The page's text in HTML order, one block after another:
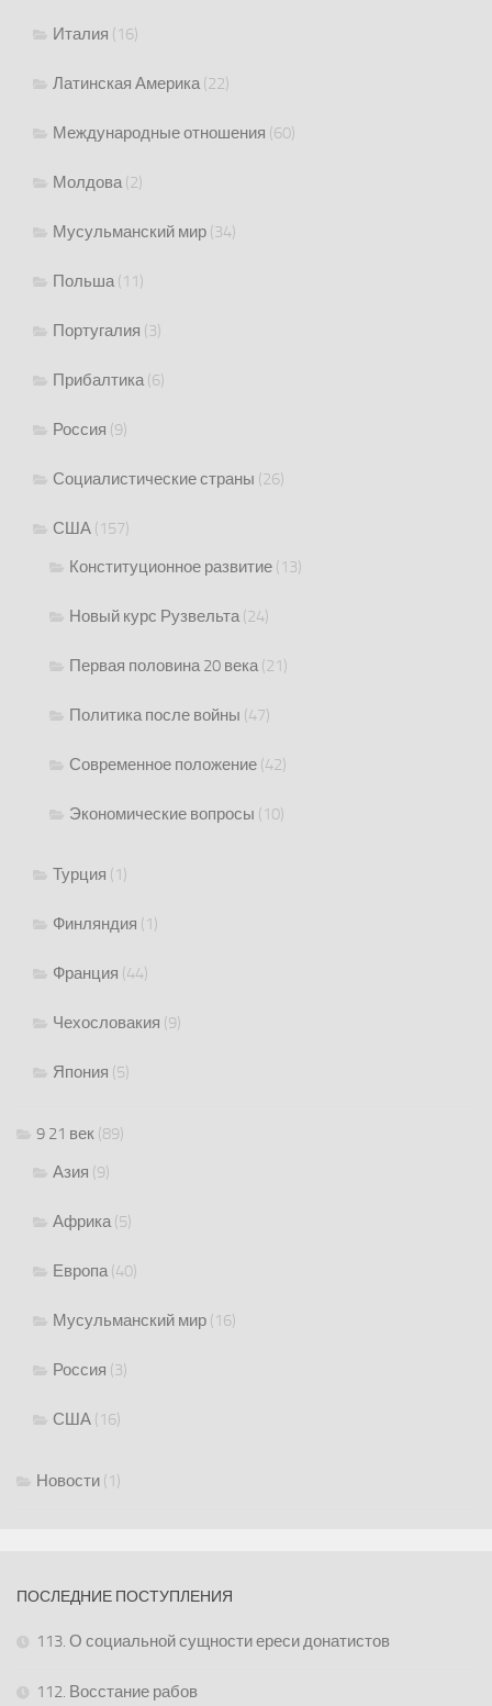
Италия (16)
Латинская Америка(22)
Международные отношения (60)
Молдова(2)
Мусульманский мир (34)
Польша(11)
Португалия (3)
Прибалтика(6)
Россия (9)
Социалистические страны (26)
США (157)
Конституционное развитие (13)
Новый курс Рузвельта(24)
Первая половина 20 века(21)
Политика после войны (47)
Современное положение (42)
Экономические вопросы (10)
Турция (1)
Финляндия (1)
Франция (44)
Чехословакия (9)
Япония (5)
9 21 век (89)
Азия (9)
Африка(5)
Европа(40)
Мусульманский мир (16)
Россия (3)
США (16)
Новости (1)
ПОСЛЕДНИЕ ПОСТУПЛЕНИЯ
113. О социальной сущности ереси донатистов
112. Восстание рабов